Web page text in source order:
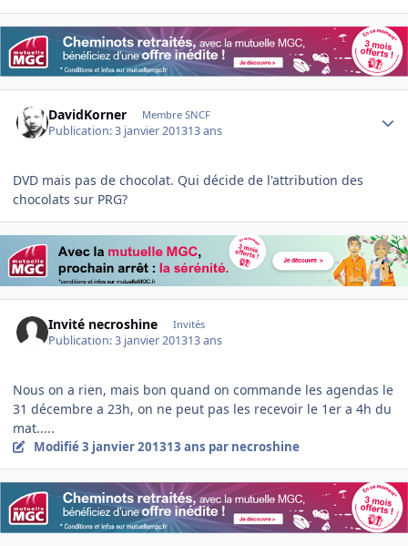
DavidKorner Membre SNCF
Publication:3 janvier 201313 ans
DVD mais pas de chocolat. Qui décide de l'attribution des
chocolats sur PRG?
Invité necroshine Invités
Publication:3 janvier 201313 ans
Nous on a rien, mais bon quand on commande les agendas le
31 décembre a 23h, on ne peut pas les recevoir le 1er a 4h du
mat.....
Modifié3 janvier 201313 ans par necroshine